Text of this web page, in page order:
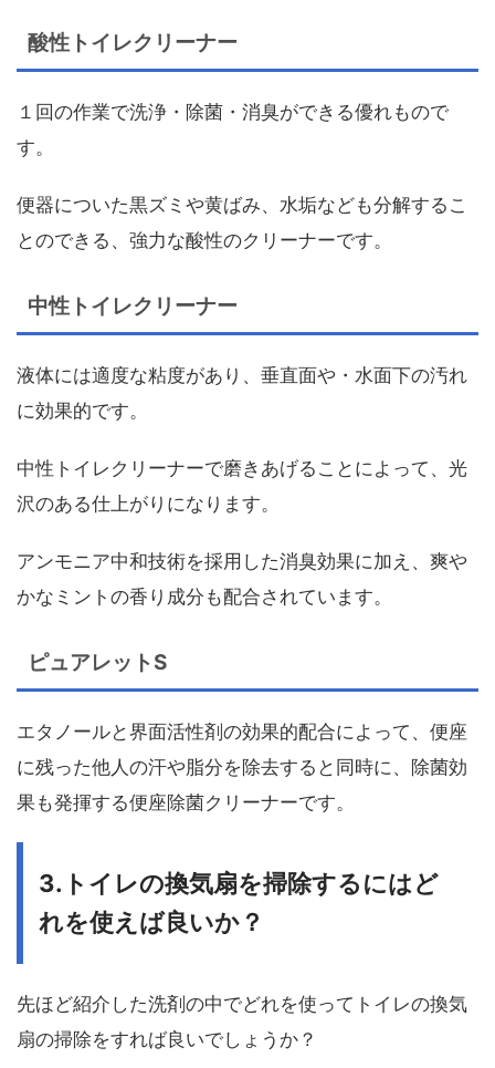
酸性トイレクリーナー
１回の作業で洗浄・除菌・消臭ができる優れもので
す。
便器についた黒ズミや黄ばみ、水垢なども分解するこ
とのできる、強力な酸性のクリーナーです。
中性トイレクリーナー
液体には適度な粘度があり、垂直面や・水面下の汚れ
に効果的です。
中性トイレクリーナーで磨きあげることによって、光
沢のある仕上がりになります。
アンモニア中和技術を採用した消臭効果に加え、爽や
かなミントの香り成分も配合されています。
ピュアレットS
エタノールと界面活性剤の効果的配合によって、便座
に残った他人の汗や脂分を除去すると同時に、除菌効
果も発揮する便座除菌クリーナーです。
3.トイレの換気扇を掃除するにはど
れを使えば良いか？
先ほど紹介した洗剤の中でどれを使ってトイレの換気
扇の掃除をすれば良いでしょうか？